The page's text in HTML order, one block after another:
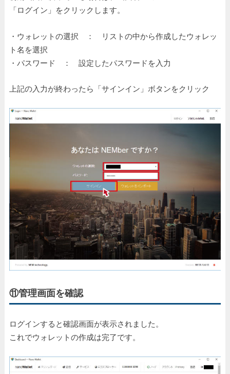
「ログイン」をクリックします。
・ウォレットの選択 ： リストの中から作成したウォレッ
ト名を選択
・パスワード ： 設定したパスワードを入力
上記の入力が終わったら「サインイン」ボタンをクリック
⑪管理画面を確認
ログインすると確認画面が表示されました。
これでウォレットの作成は完了です。